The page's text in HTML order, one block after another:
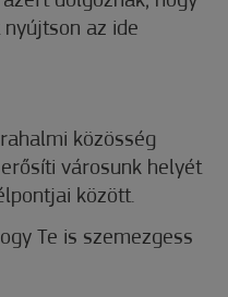
az ide
közösség
városunk helyét
között.
Te is szemezgess